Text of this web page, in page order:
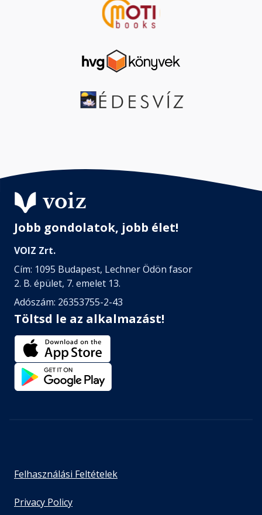
Jobb gondolatok, jobb élet!
VOIZ Zrt.
Cím: 1095 Budapest, Lechner Ödön fasor
2. B. épület, 7. emelet 13.
Adószám: 26353755-2-43
Töltsd le az alkalmazást!
Felhasználási Feltételek
Privacy Policy